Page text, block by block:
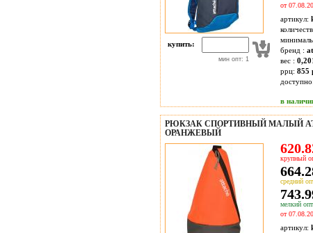
купить:
мин опт: 1
от
артикул:
бренд :
вес :
ррц: 855
доступно:
в
РЮКЗАК СПОРТИВНЫЙ МАЛЫЙ
ОРАНЖЕВЫЙ
крупный
средний
мелкий
от
артикул: